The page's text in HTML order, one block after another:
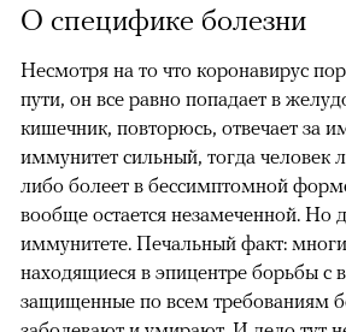
О специфике болезни
Несмотря на то что коронавирус
пути, он все равно попадает в
кишечник, повторюсь, отвечает за
иммунитет сильный, тогда человек
либо болеет в бессимптомной
вообще остается незамеченной. Но
иммунитете. Печальный факт:
находящиеся в эпицентре борьбы с
защищенные по всем требованиям